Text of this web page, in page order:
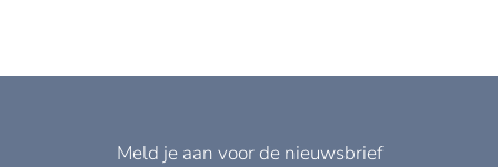
Meld je aan voor de nieuwsbrief